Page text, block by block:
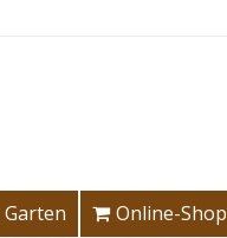
Online-Shop